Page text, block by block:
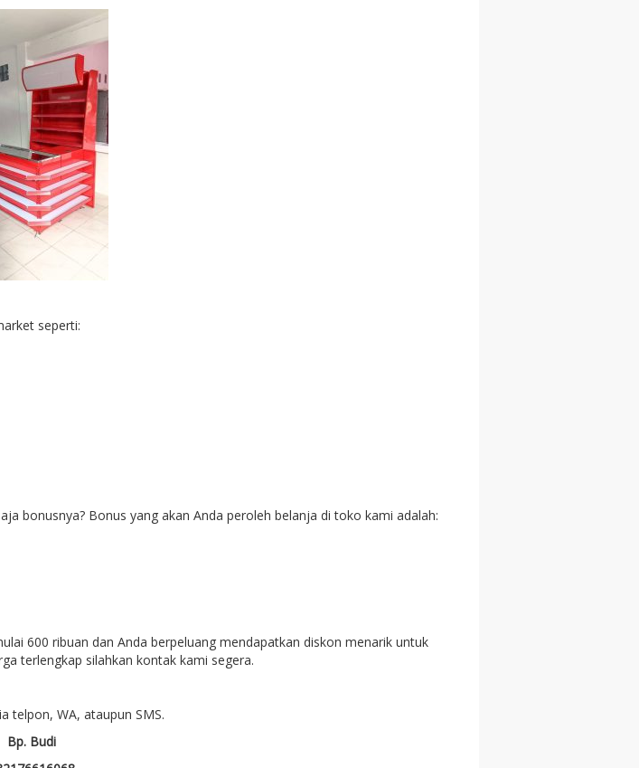
seperti:
bonusnya? Bonus yang akan Anda peroleh belanja di toko kami adalah:
600 ribuan dan Anda berpeluang mendapatkan diskon menarik untuk
terlengkap silahkan kontak kami segera.
telpon, WA, ataupun SMS.
Bp. Budi